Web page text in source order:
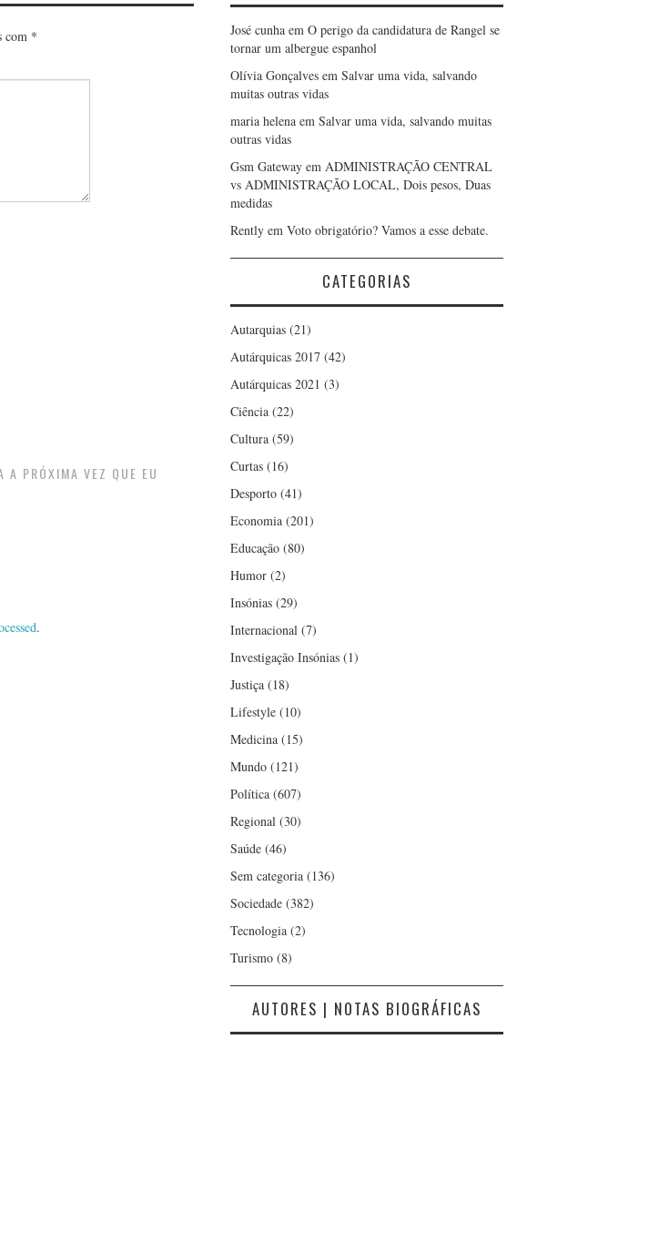
com *
A PRÓXIMA VEZ QUE EU
.
José cunha em O perigo da candidatura de Rangel se
tornar um albergue espanhol
Olívia Gonçalves em Salvar uma vida, salvando
muitas outras vidas
maria helena em Salvar uma vida, salvando muitas
outras vidas
Gsm Gateway em ADMINISTRAÇÃO CENTRAL
vs ADMINISTRAÇÃO LOCAL, Dois pesos, Duas
medidas
Rently em Voto obrigatório? Vamos a esse debate.
CATEGORIAS
Autarquias (21)
Autárquicas 2017 (42)
Autárquicas 2021 (3)
Ciência (22)
Cultura (59)
Curtas (16)
Desporto (41)
Economia (201)
Educação (80)
Humor (2)
Insónias (29)
Internacional (7)
Investigação Insónias (1)
Justiça (18)
Lifestyle (10)
Medicina (15)
Mundo (121)
Política (607)
Regional (30)
Saúde (46)
Sem categoria (136)
Sociedade (382)
Tecnologia (2)
Turismo (8)
AUTORES | NOTAS BIOGRÁFICAS